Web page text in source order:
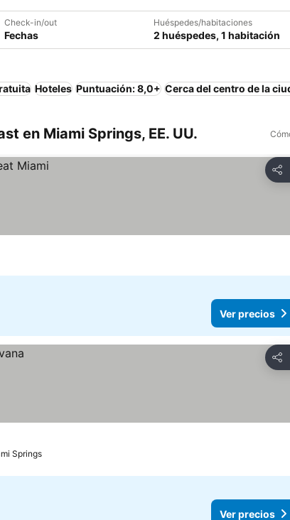
Check-in/out
Fechas
Huéspedes/habitaciones
2 huéspedes, 1 habitación
Hoteles Puntuación: 8,0+ Cerca del centro de la
en Miami Springs, EE. UU.
Ver precios
Springs
Ver precios